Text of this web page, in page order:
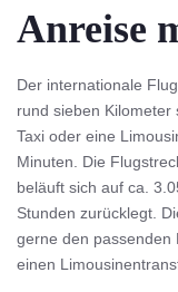
Anreise
Der internationale
rund sieben Kilometer
Taxi oder eine
Minuten. Die
beläuft sich auf ca.
Stunden zurücklegt.
gerne den passenden
einen